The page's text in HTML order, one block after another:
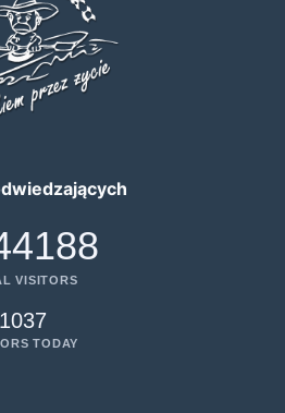
VISITORS
1037
TODAY